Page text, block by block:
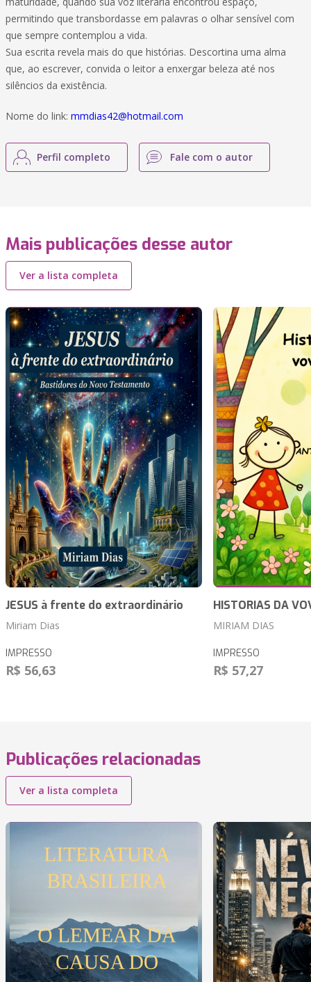
permitindo que transbordasse em palavras o olhar sensível com
que sempre contemplou a vida.
Sua escrita revela mais do que histórias. Descortina uma alma
que, ao escrever, convida o leitor a enxergar beleza até nos
silêncios da existência.
Nome do link: mmdias42@hotmail.com
Perfil completo Fale com o autor
Mais publicações desse autor
Ver a lista completa
JESUS à frente do extraordinário
Miriam Dias
IMPRESSO
R$ 56,63
HISTORIAS DA
MIRIAM DIAS
IMPRESSO
R$ 57,27
Publicações relacionadas
Ver a lista completa